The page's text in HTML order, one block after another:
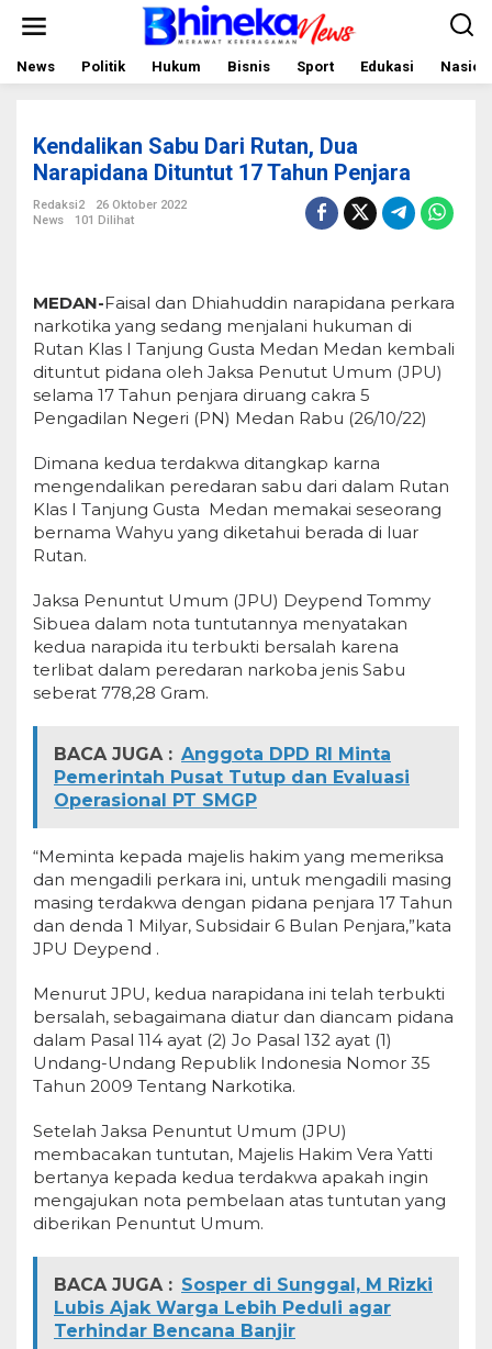
News Politik Hukum Bisnis Sport Edukasi
Kendalikan Sabu Dari Rutan, Dua
Narapidana Dituntut 17 Tahun Penjara
Redaksi2
26 Oktober 2022
News
101 Dilihat
MEDAN-Faisal dan Dhiahuddin narapidana perkara
narkotika yang sedang menjalani hukuman di
Rutan Klas I Tanjung Gusta Medan Medan kembali
dituntut pidana oleh Jaksa Penutut Umum (JPU)
selama 17 Tahun penjara diruang cakra 5
Pengadilan Negeri (PN) Medan Rabu (26/10/22)
Dimana kedua terdakwa ditangkap karna
mengendalikan peredaran sabu dari dalam Rutan
Klas I Tanjung Gusta Medan memakai seseorang
bernama Wahyu yang diketahui berada di luar
Rutan.
Jaksa Penuntut Umum (JPU) Deypend Tommy
Sibuea dalam nota tuntutannya menyatakan
kedua narapida itu terbukti bersalah karena
terlibat dalam peredaran narkoba jenis Sabu
seberat 778,28 Gram.
BACA JUGA : Anggota DPD RI Minta
Pemerintah Pusat Tutup dan Evaluasi
Operasional PT SMGP
“Meminta kepada majelis hakim yang memeriksa
dan mengadili perkara ini, untuk mengadili masing
masing terdakwa dengan pidana penjara 17 Tahun
dan denda 1 Milyar, Subsidair 6 Bulan Penjara,”kata
JPU Deypend .
Menurut JPU, kedua narapidana ini telah terbukti
bersalah, sebagaimana diatur dan diancam pidana
dalam Pasal 114 ayat (2) Jo Pasal 132 ayat (1)
Undang-Undang Republik Indonesia Nomor 35
Tahun 2009 Tentang Narkotika.
Setelah Jaksa Penuntut Umum (JPU)
membacakan tuntutan, Majelis Hakim Vera Yatti
bertanya kepada kedua terdakwa apakah ingin
mengajukan nota pembelaan atas tuntutan yang
diberikan Penuntut Umum.
BACA JUGA : Sosper di Sunggal, M Rizki
Lubis Ajak Warga Lebih Peduli agar
Terhindar Bencana Banjir